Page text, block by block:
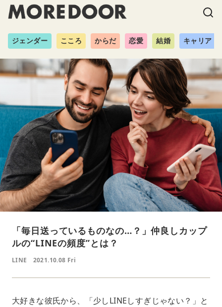
ジェンダー こころ からだ 恋愛 結婚 キャリア
「毎日送っているものなの…？」仲良しカップ
ルの“LINEの頻度”とは？
LINE 2021.10.08 Fri
大好きな彼氏から、「少しLINEしすぎじゃない？」と